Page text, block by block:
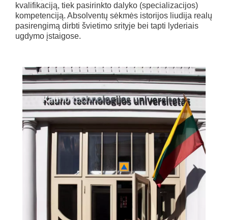
kvalifikaciją, tiek pasirinkto dalyko (specializacijos)
kompetenciją. Absolventų sėkmės istorijos liudija realų
pasirengimą dirbti švietimo srityje bei tapti lyderiais
ugdymo įstaigose.